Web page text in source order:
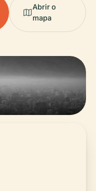
Abrir o
mapa